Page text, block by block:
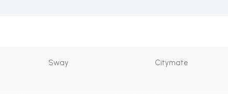
Sway Citymate